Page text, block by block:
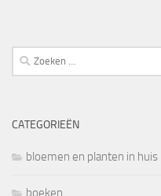
Zoeken
naar:
CATEGORIEËN
bloemen en planten in huis
boeken